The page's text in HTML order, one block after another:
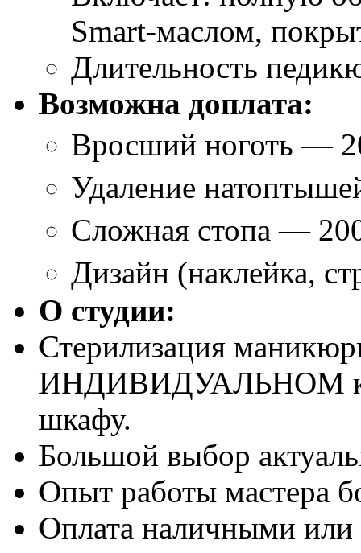
Smart-маслом,
Длительность
Возможна доплата:
Вросший ноготь —
Удаление
Сложная стопа —
Дизайн (наклейка,
О студии:
Стерилизация
ИНДИВИДУАЛЬНОМ
шкафу.
Большой выбор
Опыт работы мастера
Оплата наличными или